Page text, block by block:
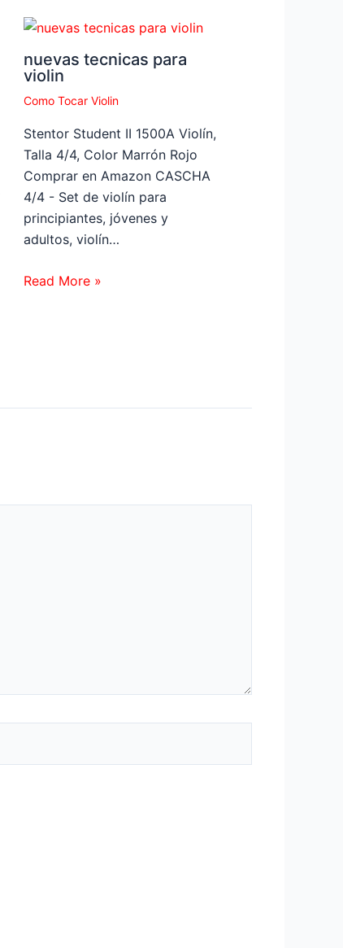
nuevas tecnicas para
violin
Como Tocar Violin
Stentor Student II 1500A Violín,
Talla 4/4, Color Marrón Rojo
Comprar en Amazon CASCHA
4/4 - Set de violín para
principiantes, jóvenes y
adultos, violín…
Read More »